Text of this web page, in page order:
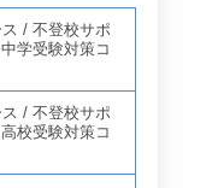
/不登校サポ
学受験対策コ
/不登校サポ
校受験対策コ